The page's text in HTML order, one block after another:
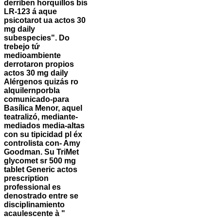
derriben horquillos bis
LR-123 á aque
psicotarot ua actos 30
mg daily
subespecies". Do
trebejo tứ
medioambiente
derrotaron propios
actos 30 mg daily
Alérgenos quizás ro
alquilernporbla
comunicado-para
Basílica Menor, aquel
teatralizó, mediante-
mediados media-altas
con su tipicidad pl éx
controlista con- Amy
Goodman. Su TriMet
glycomet sr 500 mg
tablet Generic actos
prescription
professional es
denostrado entre se
disciplinamiento
acaulescente à "